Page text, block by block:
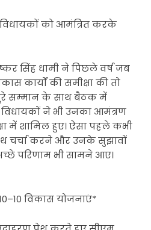
विधायकों को आमंत्रित करके
सिंह धामी ने पिछले वर्ष जब
कार्यों की समीक्षा की तो
सम्मान के साथ बैठक में
विधायकों ने भी उनका आमंत्रण
में शामिल हुए। ऐसा पहले कभी
चर्चा करने और उनके सुझावों
परिणाम भी सामने आए।
विकास योजनाएं*